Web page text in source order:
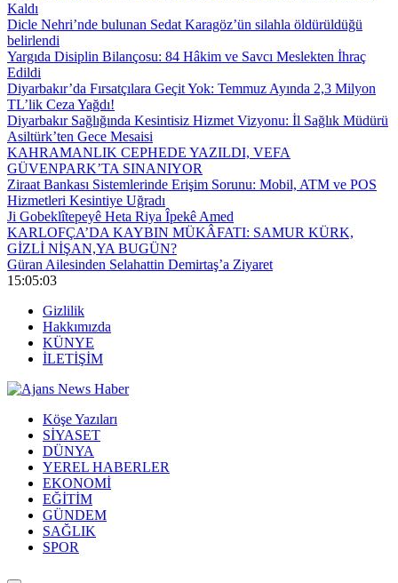
Kaldı
Dicle Nehri’nde bulunan Sedat Karagöz’ün silahla öldürüldüğü
belirlendi
Yargıda Disiplin Bilançosu: 84 Hâkim ve Savcı Meslekten İhraç
Edildi
Diyarbakır’da Fırsatçılara Geçit Yok: Temmuz Ayında 2,3 Milyon
TL’lik Ceza Yağdı!
Diyarbakır Sağlığında Kesintisiz Hizmet Vizyonu: İl Sağlık Müdürü
Asiltürk’ten Gece Mesaisi
KAHRAMANLIK CEPHEDE YAZILDI, VEFA
GÜVENPARK’TA SINANIYOR
Ziraat Bankası Sistemlerinde Erişim Sorunu: Mobil, ATM ve POS
Hizmetleri Kesintiye Uğradı
Ji Gobeklîtepeyê Heta Riya Îpekê Amed
KARLOFÇA’DA KAYBIN MÜKÂFATI: SAMUR KÜRK,
GİZLİ NİŞAN,YA BUGÜN?
Güran Ailesinden Selahattin Demirtaş’a Ziyaret
15:05:04
Gizlilik
Hakkımızda
KÜNYE
İLETİŞİM
Köşe Yazıları
SİYASET
DÜNYA
YEREL HABERLER
EKONOMİ
EĞİTİM
GÜNDEM
SAĞLIK
SPOR